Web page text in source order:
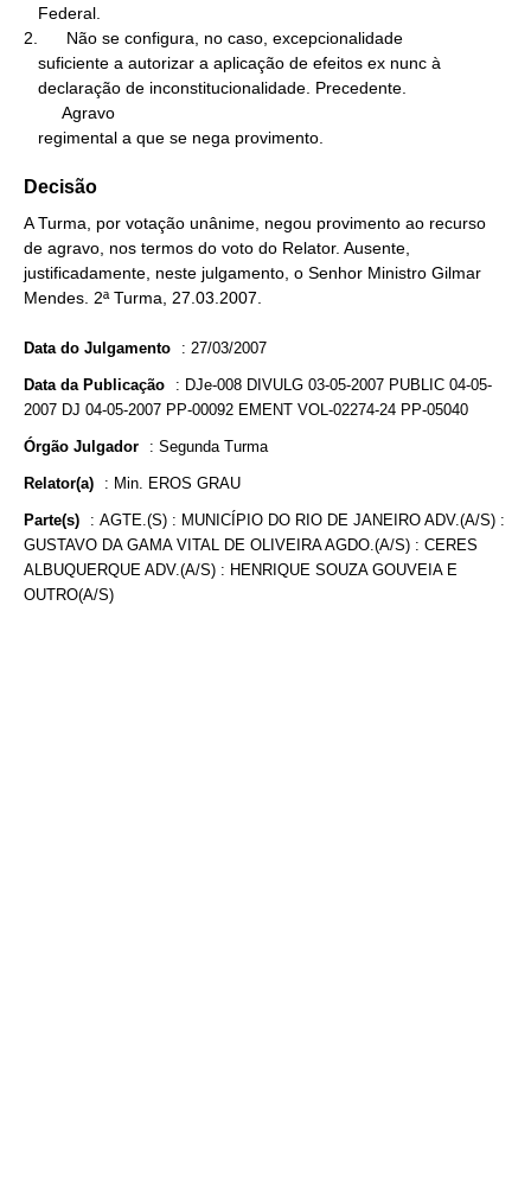
2.      Não se configura, no caso, excepcionalidade
   regimental a que se nega provimento.
Decisão
A Turma, por votação unânime, negou provimento ao recurso
de agravo, nos termos do voto do Relator. Ausente,
justificadamente, neste julgamento, o Senhor Ministro Gilmar
Mendes. 2ª Turma, 27.03.2007.
Data do Julgamento : 27/03/2007
Data da Publicação : DJe-008 DIVULG 03-05-2007 PUBLIC 04-05-
2007 DJ 04-05-2007 PP-00092 EMENT VOL-02274-24 PP-05040
Órgão Julgador : Segunda Turma
Relator(a) : Min. EROS GRAU
Parte(s) : AGTE.(S) : MUNICÍPIO DO RIO DE JANEIRO ADV.(A/S) :
GUSTAVO DA GAMA VITAL DE OLIVEIRA AGDO.(A/S) : CERES
ALBUQUERQUE ADV.(A/S) : HENRIQUE SOUZA GOUVEIA E
OUTRO(A/S)